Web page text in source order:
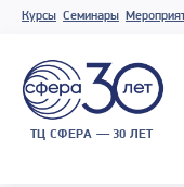
Курсы Семинары
ТЦ СФЕРА — 30 ЛЕТ